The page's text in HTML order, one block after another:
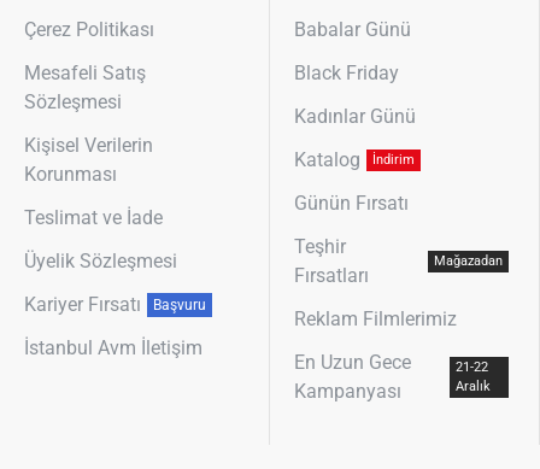
Çerez Politikası
Mesafeli Satış
Sözleşmesi
Kişisel Verilerin
Korunması
Teslimat ve İade
Üyelik Sözleşmesi
Kariyer Fırsatı
Başvuru
İstanbul Avm İletişim
Babalar Günü
Black Friday
Kadınlar Günü
Katalog
İndirim
Günün Fırsatı
Teşhir
Fırsatları
Mağazadan
Reklam Filmlerimiz
En Uzun Gece
Kampanyası
21-22
Aralık